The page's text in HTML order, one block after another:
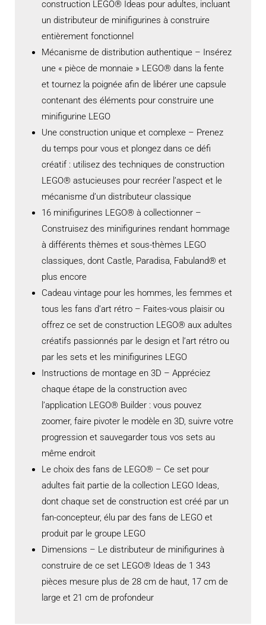
construction LEGO® Ideas pour adultes, incluant
un distributeur de minifigurines à construire
entièrement fonctionnel
Mécanisme de distribution authentique – Insérez
une « pièce de monnaie » LEGO® dans la fente
et tournez la poignée afin de libérer une capsule
contenant des éléments pour construire une
minifigurine LEGO
Une construction unique et complexe – Prenez
du temps pour vous et plongez dans ce défi
créatif : utilisez des techniques de construction
LEGO® astucieuses pour recréer l’aspect et le
mécanisme d’un distributeur classique
16 minifigurines LEGO® à collectionner –
Construisez des minifigurines rendant hommage
à différents thèmes et sous-thèmes LEGO
classiques, dont Castle, Paradisa, Fabuland® et
plus encore
Cadeau vintage pour les hommes, les femmes et
tous les fans d’art rétro – Faites-vous plaisir ou
offrez ce set de construction LEGO® aux adultes
créatifs passionnés par le design et l’art rétro ou
par les sets et les minifigurines LEGO
Instructions de montage en 3D – Appréciez
chaque étape de la construction avec
l’application LEGO® Builder : vous pouvez
zoomer, faire pivoter le modèle en 3D, suivre votre
progression et sauvegarder tous vos sets au
même endroit
Le choix des fans de LEGO® – Ce set pour
adultes fait partie de la collection LEGO Ideas,
dont chaque set de construction est créé par un
fan-concepteur, élu par des fans de LEGO et
produit par le groupe LEGO
Dimensions – Le distributeur de minifigurines à
construire de ce set LEGO® Ideas de 1 343
pièces mesure plus de 28 cm de haut, 17 cm de
large et 21 cm de profondeur